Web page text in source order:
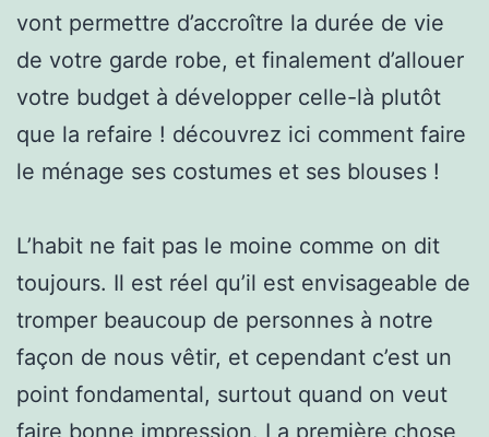
vont permettre d’accroître la durée de vie
de votre garde robe, et finalement d’allouer
votre budget à développer celle-là plutôt
que la refaire ! découvrez ici comment faire
le ménage ses costumes et ses blouses !
L’habit ne fait pas le moine comme on dit
toujours. Il est réel qu’il est envisageable de
tromper beaucoup de personnes à notre
façon de nous vêtir, et cependant c’est un
point fondamental, surtout quand on veut
faire bonne impression. La première chose